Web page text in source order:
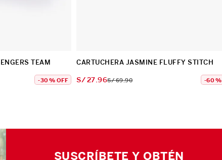
TEAM
-30 % OFF
CARTUCHERA JASMINE FLUFFY STITCH
S/27 96S/69.90 -60 %
SUSCRÍBETE Y OBTÉN